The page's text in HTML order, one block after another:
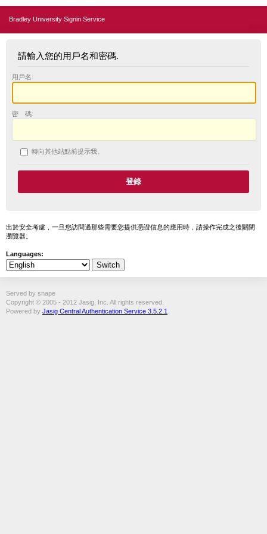
Bradley University Signin Service
請輸入您的用戶名和密碼.
用戶名:
密 碼:
轉向其他站點前提示我。
出於安全考慮，一旦您訪問過那些需要您提供憑證信息的應用時，請操作完成之後關閉
瀏覽器。
Languages:
Served by snape
Copyright © 2005 - 2012 Jasig, Inc. All rights reserved.
Powered by Jasig Central Authentication Service 3.5.2.1